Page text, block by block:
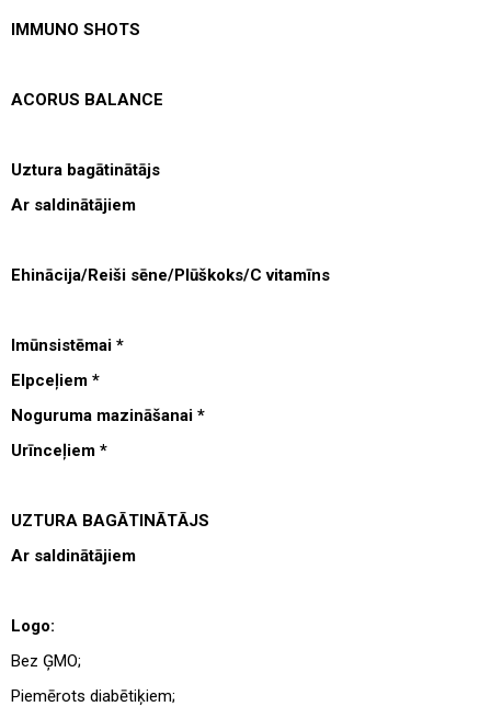
IMMUNO SHOTS
ACORUS BALANCE
Uztura bagātinātājs
Ar saldinātājiem
Ehinācija/Reiši sēne/Plūškoks/C vitamīns
Imūnsistēmai *
Elpceļiem *
Noguruma mazināšanai *
Urīnceļiem *
UZTURA BAGĀTINĀTĀJS
Ar saldinātājiem
Logo:
Bez ĢMO;
Piemērots diabētiķiem;